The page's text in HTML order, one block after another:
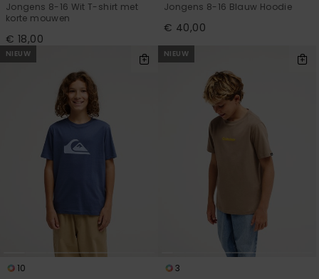
Jongens 8-16 Wit T-shirt met
korte mouwen
€ 18,00
Jongens 8-16 Blauw Hoodie
€ 40,00
NIEUW
10
NIEUW
3